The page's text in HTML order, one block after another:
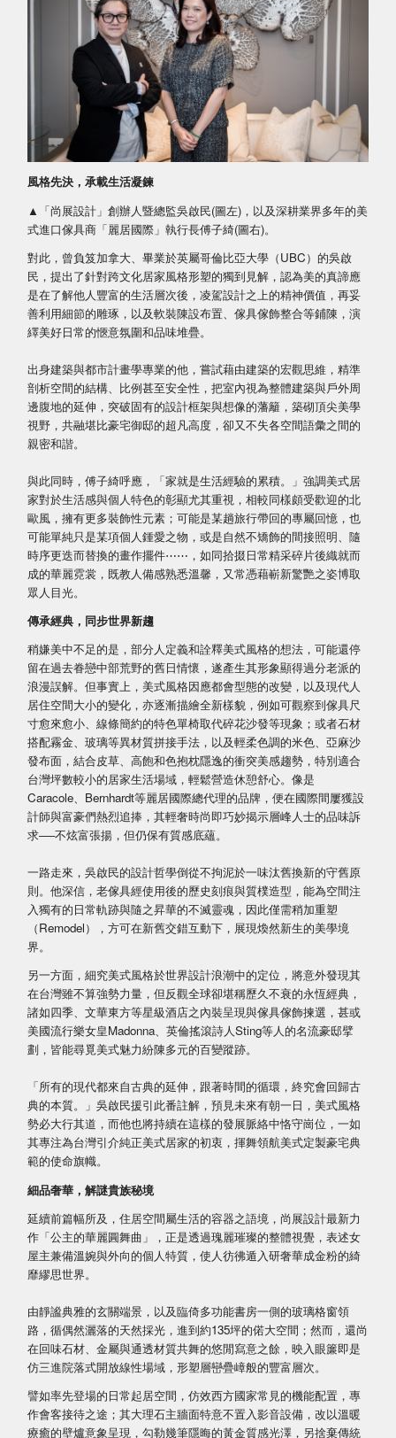
風格先決，承載生活凝鍊
▲「尚展設計」創辦人暨總監吳啟民(圖左)，以及深耕業界多年的美
式進口傢具商「麗居國際」執行長傅子綺(圖右)。
對此，曾負笈加拿大、畢業於英屬哥倫比亞大學（UBC）的吳啟
民，提出了針對跨文化居家風格形塑的獨到見解，認為美的真諦應
是在了解他人豐富的生活層次後，凌駕設計之上的精神價值，再妥
善利用細節的雕琢，以及軟裝陳設布置、傢具傢飾整合等鋪陳，演
繹美好日常的愜意氛圍和品味堆疊。
出身建築與都市計畫學專業的他，嘗試藉由建築的宏觀思維，精準
剖析空間的結構、比例甚至安全性，把室內視為整體建築與戶外周
邊腹地的延伸，突破固有的設計框架與想像的藩籬，築砌頂尖美學
視野，共融堪比豪宅御邸的超凡高度，卻又不失各空間語彙之間的
親密和諧。
與此同時，傅子綺呼應，「家就是生活經驗的累積。」強調美式居
家對於生活感與個人特色的彰顯尤其重視，相較同樣頗受歡迎的北
歐風，擁有更多裝飾性元素；可能是某趟旅行帶回的專屬回憶，也
可能單純只是某項個人鍾愛之物，或是自然不矯飾的間接照明、隨
時序更迭而替換的畫作擺件⋯⋯，如同拾掇日常精采碎片後織就而
成的華麗霓裳，既教人備感熟悉溫馨，又常憑藉嶄新驚艷之姿博取
眾人目光。
傳承經典，同步世界新趨
稍嫌美中不足的是，部分人定義和詮釋美式風格的想法，可能還停
留在過去眷戀中部荒野的舊日情懷，遂產生其形象顯得過分老派的
浪漫誤解。但事實上，美式風格因應都會型態的改變，以及現代人
居住空間大小的變化，亦逐漸描繪全新樣貌，例如可觀察到傢具尺
寸愈來愈小、線條簡約的特色單椅取代碎花沙發等現象；或者石材
搭配霧金、玻璃等異材質拼接手法，以及輕柔色調的米色、亞麻沙
發布面，結合皮草、高飽和色抱枕隱逸的衝突美感趨勢，特別適合
台灣坪數較小的居家生活場域，輕鬆營造休憩舒心。像是
Caracole、Bernhardt等麗居國際總代理的品牌，便在國際間屢獲設
計師與富豪們熱烈追捧，其輕奢時尚即巧妙揭示層峰人士的品味訴
求──不炫富張揚，但仍保有質感底蘊。
一路走來，吳啟民的設計哲學倒從不拘泥於一味汰舊換新的守舊原
則。他深信，老傢具經使用後的歷史刻痕與質樸造型，能為空間注
入獨有的日常軌跡與隨之昇華的不滅靈魂，因此僅需稍加重塑
（Remodel），方可在新舊交錯互動下，展現煥然新生的美學境
界。
另一方面，細究美式風格於世界設計浪潮中的定位，將意外發現其
在台灣雖不算強勢力量，但反觀全球卻堪稱歷久不衰的永恆經典，
諸如四季、文華東方等星級酒店之內裝呈現與傢具傢飾揀選，甚或
美國流行樂女皇Madonna、英倫搖滾詩人Sting等人的名流豪邸擘
劃，皆能尋覓美式魅力紛陳多元的百變蹤跡。
「所有的現代都來自古典的延伸，跟著時間的循環，終究會回歸古
典的本質。」吳啟民援引此番註解，預見未來有朝一日，美式風格
勢必大行其道，而他也將持續在這樣的發展脈絡中恪守崗位，一如
其專注為台灣引介純正美式居家的初衷，揮舞領航美式定製豪宅典
範的使命旗幟。
細品奢華，解謎貴族秘境
延續前篇幅所及，住居空間屬生活的容器之語境，尚展設計最新力
作「公主的華麗圓舞曲」，正是透過瑰麗璀璨的整體視覺，表述女
屋主兼備溫婉與外向的個人特質，使人彷彿遁入研奢華成金粉的綺
靡繆思世界。
由靜謐典雅的玄關端景，以及臨倚多功能書房一側的玻璃格窗領
路，循偶然灑落的天然採光，進到約135坪的偌大空間；然而，還尚
在回味石材、金屬與通透材質共舞的悠閒寫意之餘，映入眼簾即是
仿三進院落式開放線性場域，形塑層巒疊嶂般的豐富層次。
譬如率先登場的日常起居空間，仿效西方國家常見的機能配置，專
作會客接待之途；其大理石主牆面特意不置入影音設備，改以溫暖
療癒的壁爐意象呈現，勾勒幾筆隱晦的黃金質感光澤，另捨棄傳統